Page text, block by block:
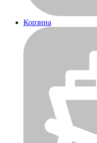
Корзина